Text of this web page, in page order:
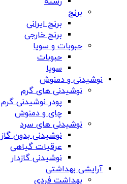
برنج
برنج ایرانی
برنج خارجی
حبوبات و سویا
حبوبات
سویا
نوشیدنی و دمنوش
نوشیدنی های گرم
پودر نوشیدنی گرم
چای و دمنوش
نوشیدنی های سرد
نوشیدنی بدون گاز
عرقیات گیاهی
نوشیدنی گازدار
آرایشی بهداشتی
بهداشت فردی